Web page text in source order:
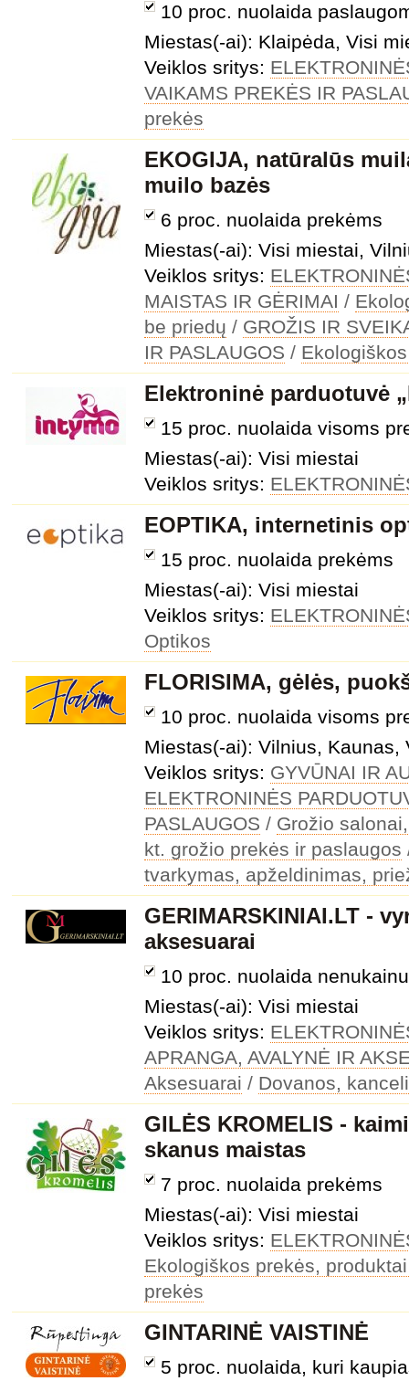
10 proc. nuolaida
Miestas(-ai): Klaipėda, Visi
Veiklos sritys:
VAIKAMS PREKĖS IR
prekės
EKOGIJA, natūralūs
muilo bazės
6 proc. nuolaida prekėms
Miestas(-ai): Visi miestai,
Veiklos sritys:
MAISTAS IR GĖRIMAI /
be priedų / GROŽIS IR
IR PASLAUGOS /
Elektroninė parduotuvė
15 proc. nuolaida visoms
Miestas(-ai): Visi miestai
Veiklos sritys:
EOPTIKA, internetinis
15 proc. nuolaida prekėms
Miestas(-ai): Visi miestai
Veiklos sritys:
Optikos
FLORISIMA, gėlės,
10 proc. nuolaida visoms
Miestas(-ai): Vilnius, Kaunas,
Veiklos sritys: GYVŪNAI IR
ELEKTRONINĖS
PASLAUGOS / Grožio
kt. grožio prekės ir paslaugos
tvarkymas, apželdinimas,
GERIMARSKINIAI.LT -
aksesuarai
10 proc. nuolaida
Miestas(-ai): Visi miestai
Veiklos sritys:
APRANGA, AVALYNĖ IR
Aksesuarai / Dovanos,
GILĖS KROMELIS -
skanus maistas
7 proc. nuolaida prekėms
Miestas(-ai): Visi miestai
Veiklos sritys:
Ekologiškos prekės,
prekės
GINTARINĖ VAISTINĖ
5 proc. nuolaida, kuri